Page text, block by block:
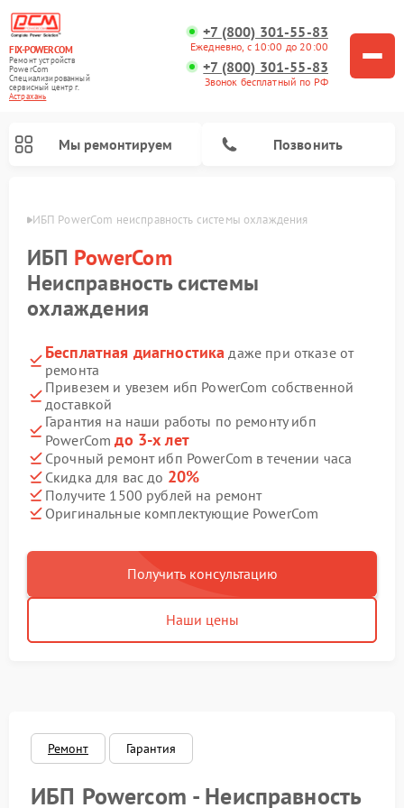
FIX-POWERCOM
Ремонт устройств
PowerCom
Специализированный
cервисный центр г.
Астрахань
+7 (800) 301-55-83
Ежедневно, с 10:00 до 20:00
+7 (800) 301-55-83
Звонок бесплатный по РФ
Мы ремонтируем Позвонить
ИБП PowerCom неисправность системы охлаждения
ИБП PowerCom
Неисправность системы
охлаждения
Бесплатная диагностика даже при отказе от
ремонта
Привезем и увезем ибп PowerCom собственной
доставкой
Гарантия на наши работы по ремонту ибп
PowerComдо 3-х лет
Срочный ремонт ибп PowerCom в течении часа
Скидка для вас до 20%
Получите 1500 рублей на ремонт
Оригинальные комплектующие PowerCom
Получить консультацию
Наши цены
Ремонт Гарантия
ИБП Powercom - Неисправность